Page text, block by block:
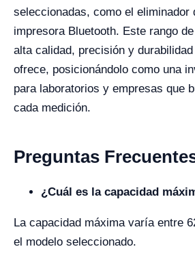
seleccionadas, como el eliminador
impresora Bluetooth. Este rango
alta calidad, precisión y
ofrece, posicionándolo como una
para laboratorios y empresas que
cada medición.
Preguntas
¿Cuál es la capacidad
La capacidad máxima varía entre
el modelo seleccionado.